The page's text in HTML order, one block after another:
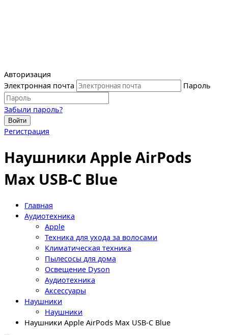
Авторизация
Электронная почта
Пароль
Забыли пароль?
Войти
Регистрация
Наушники Apple AirPods
Max USB-C Blue
Главная
Аудиотехника
Apple
Техника для ухода за волосами
Климатическая техника
Пылесосы для дома
Освещение Dyson
Аудиотехника
Аксессуары
Наушники
Наушники
Наушники Apple AirPods Max USB-C Blue